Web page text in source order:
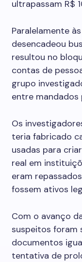
ultrapassam R$
Paralelamente
desencadeou
resultou no
contas de
grupo
entre
Os
teria fabricado
usadas para
real em
eram
fossem ativos
Com o avanço
suspeitos foram
documentos
tentativa de